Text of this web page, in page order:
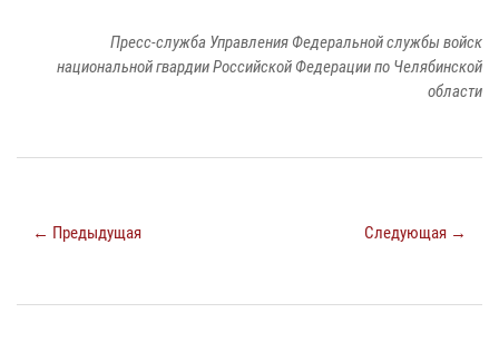
Пресс-служба Управления Федеральной службы войск
национальной гвардии Российской Федерации по Челябинской
области
← Предыдущая Следующая →